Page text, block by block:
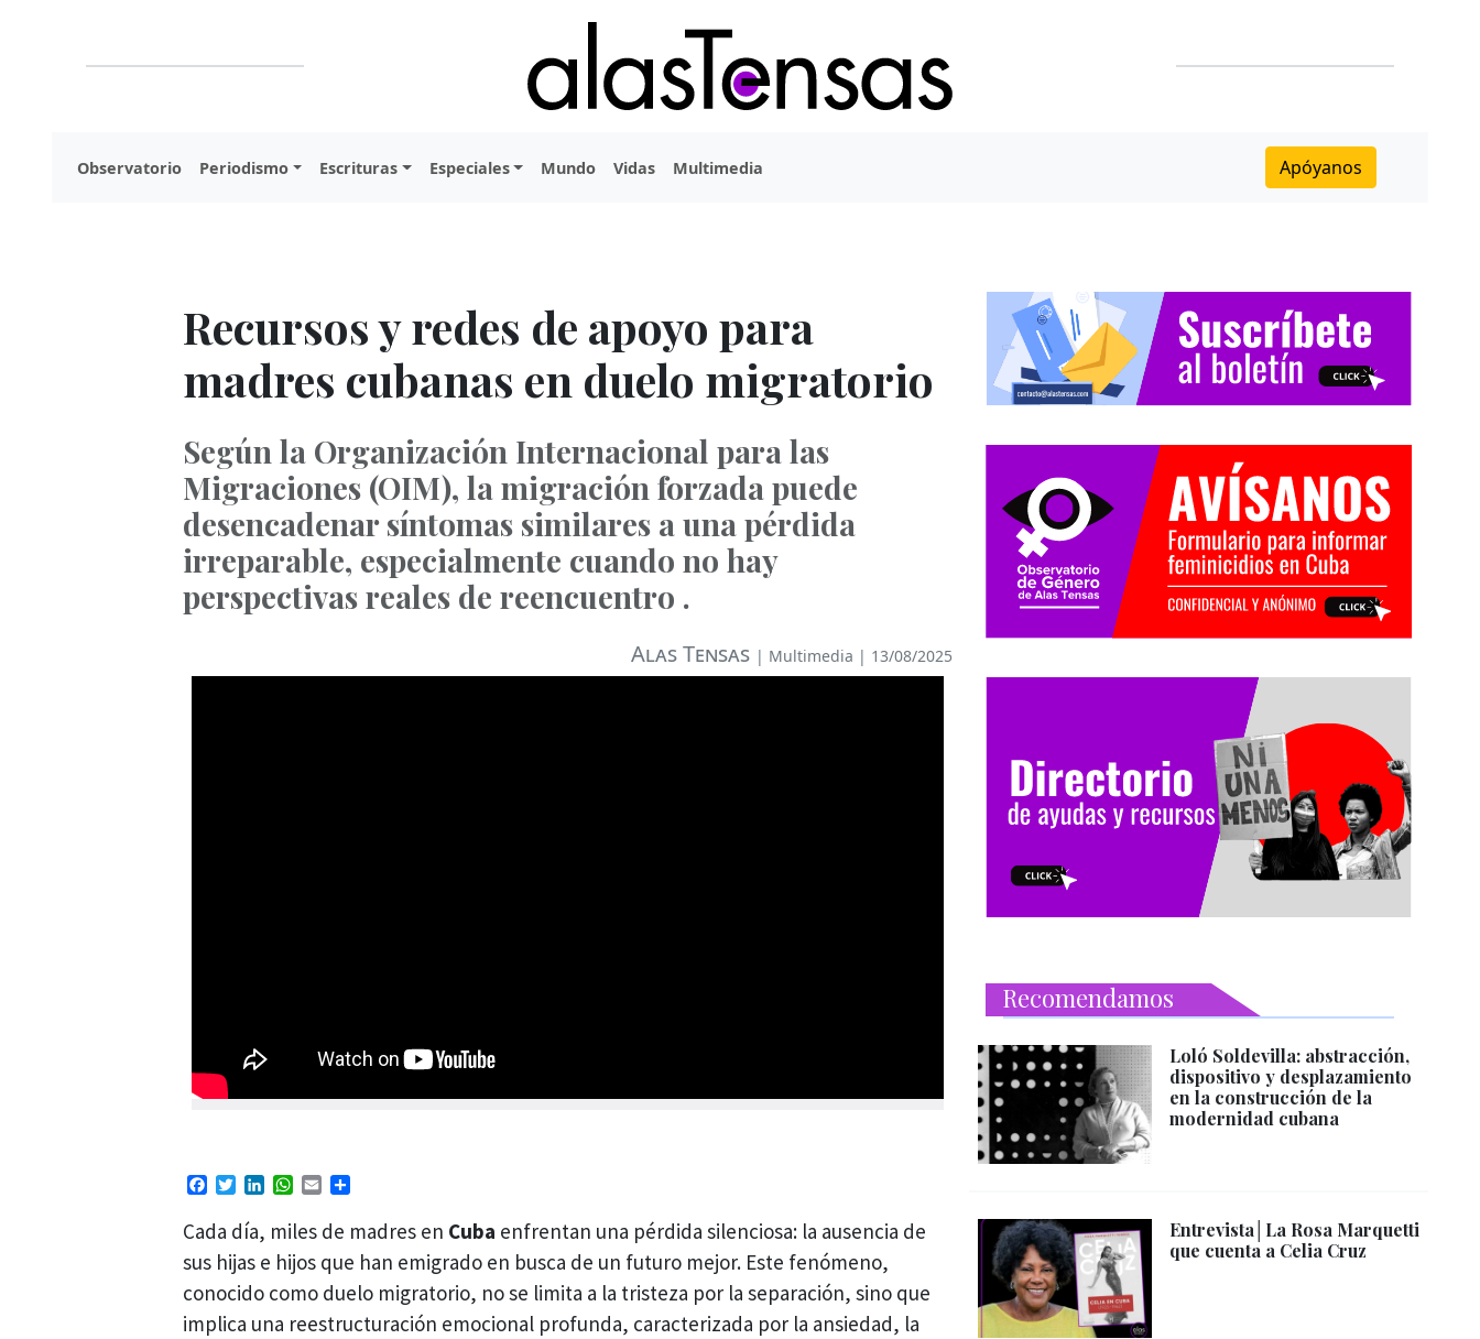
Observatorio Periodismo Escrituras Especiales Mundo Vidas Multimedia Apóyanos
Recursos y redes de apoyo para
madres cubanas en duelo migratorio
Según la Organización Internacional para las
Migraciones (OIM), la migración forzada puede
desencadenar síntomas similares a una pérdida
irreparable, especialmente cuando no hay
perspectivas reales de reencuentro .
Alas Tensas | Multimedia | 13/08/2025
Facebook
TwitterLinkedIn
WhatsApp
Email
Cada día, miles de madres en Cuba enfrentan una pérdida silenciosa: la ausencia de
sus hijas e hijos que han emigrado en busca de un futuro mejor. Este fenómeno,
conocido como duelo migratorio, no se limita a la tristeza por la separación, sino que
implica una reestructuración emocional profunda, caracterizada por la ansiedad, la
Recomendamos
Loló Soldevilla: abstracción,
dispositivo y desplazamiento
en la construcción de la
modernidad cubana
Entrevista│La Rosa Marquetti
que cuenta a Celia Cruz